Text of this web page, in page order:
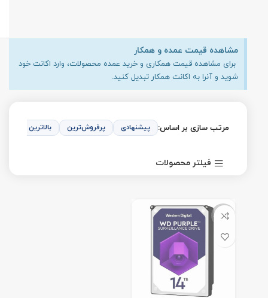
مشاهده قیمت عمده و همکار
برای مشاهده قیمت همکاری و خرید عمده محصولات، وارد اکانت خود
شوید و آنرا به اکانت همکار تبدیل کنید.
مرتب سازی بر اساس: پیشنهادی پرفروش‌ترین بالاترین امتیاز
فیلتر محصولات
ناموجود